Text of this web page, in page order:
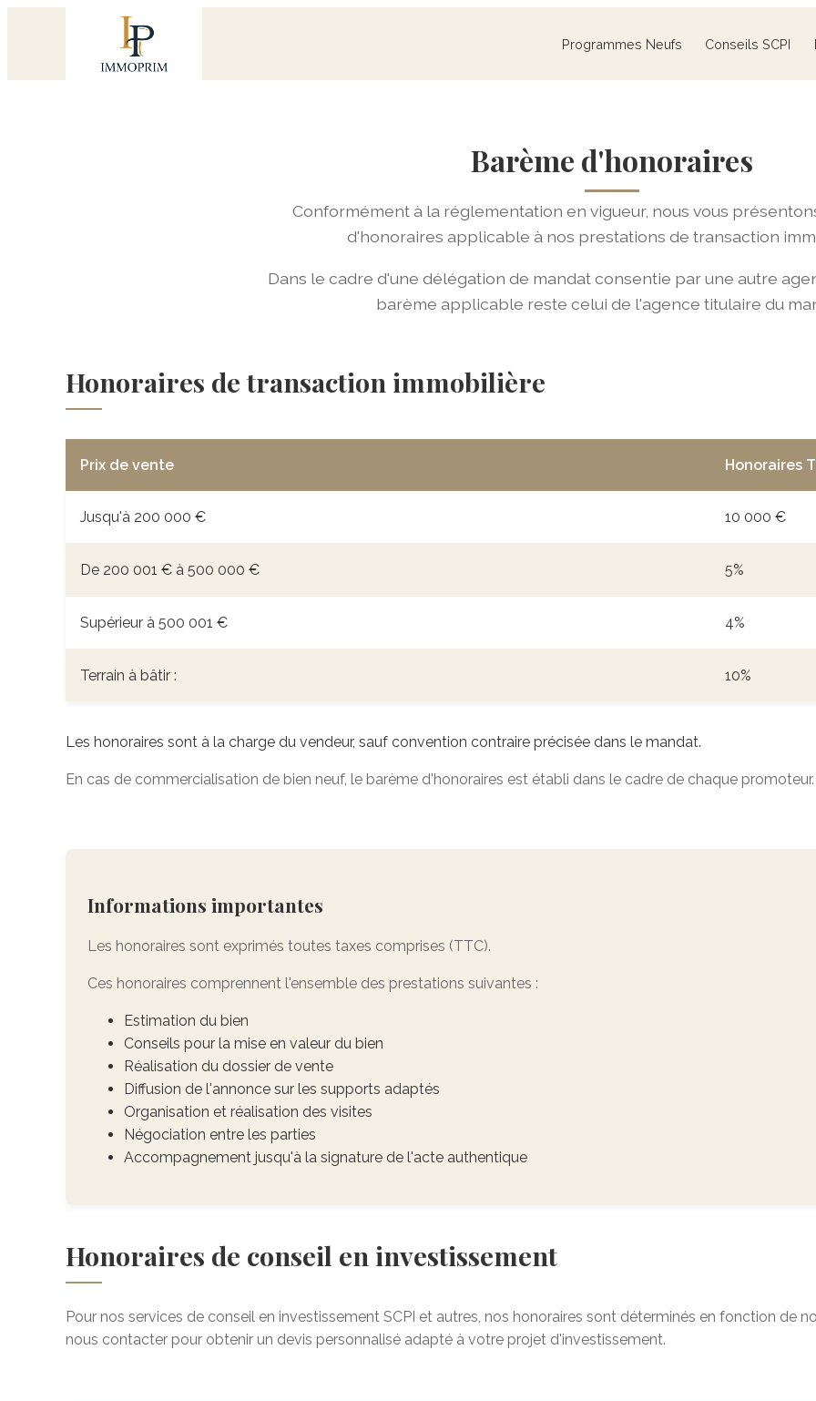
Programmes Neufs Conseils SCPI
Barème d'honoraires
Conformément à la réglementation en vigueur, nous vous
d'honoraires applicable à nos prestations de transaction
Dans le cadre d'une délégation de mandat consentie par une autre
barème applicable reste celui de l'agence titulaire du
Honoraires de transaction immobilière
Prix de vente Honoraires
Jusqu'à 200 000 € 10 000 €
De 200 001 € à 500 000 € 5%
Supérieur à 500 001 € 4%
Terrain à bâtir : 10%
Les honoraires sont à la charge du vendeur, sauf convention contraire précisée dans le mandat.
En cas de commercialisation de bien neuf, le barème d'honoraires est établi dans le cadre de chaque promoteur.
Informations importantes
Les honoraires sont exprimés toutes taxes comprises (TTC).
Ces honoraires comprennent l'ensemble des prestations suivantes :
Estimation du bien
Conseils pour la mise en valeur du bien
Réalisation du dossier de vente
Diffusion de l'annonce sur les supports adaptés
Organisation et réalisation des visites
Négociation entre les parties
Accompagnement jusqu'à la signature de l'acte authentique
Honoraires de conseil en investissement
Pour nos services de conseil en investissement SCPI et autres, nos honoraires sont déterminés en fonction de
nous contacter pour obtenir un devis personnalisé adapté à votre projet d'investissement.